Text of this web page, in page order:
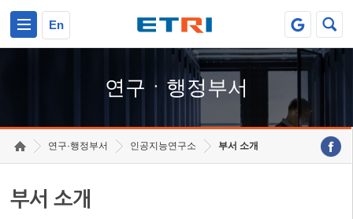
En
연구ㆍ행정부서
연구·행정부서 인공지능연구소 부서 소개
부서 소개